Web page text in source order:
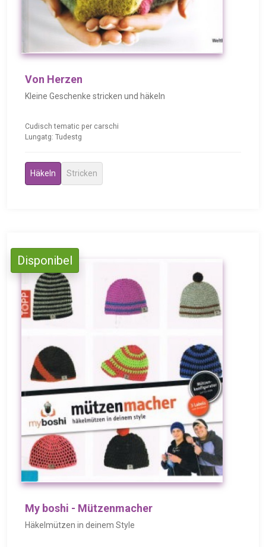
Von Herzen
Kleine Geschenke stricken und häkeln
Cudisch tematic per carschi
Lungatg: Tudestg
Häkeln Stricken
Disponibel
My boshi - Mützenmacher
Häkelmützen in deinem Style